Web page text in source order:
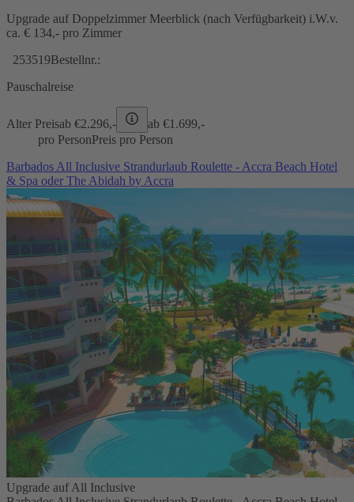
Upgrade auf Doppelzimmer Meerblick (nach Verfügbarkeit) i.W.v.
ca. € 134,- pro Zimmer
253519Bestellnr.:
Pauschalreise
Alter Preisab €2.296,- ab €1.699,-
pro PersonPreis pro Person
Barbados All Inclusive Strandurlaub Roulette - Accra Beach Hotel
& Spa oder The Abidah by Accra
Upgrade auf All Inclusive